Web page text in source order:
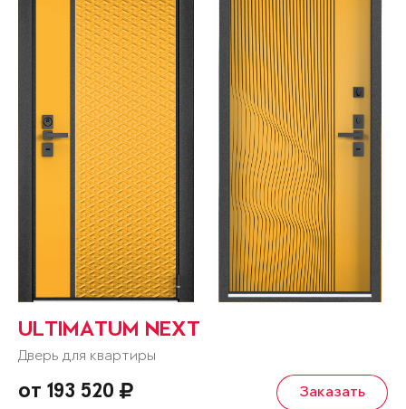
ULTIMATUM NEXT
Дверь для квартиры
от 193 520 Заказать